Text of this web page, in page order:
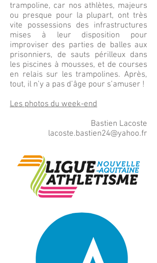
trampoline, car nos athlètes, majeurs
ou presque pour la plupart, ont très
vite possessions des infrastructures
mises à leur disposition pour
improviser des parties de balles aux
prisonniers, de sauts périlleux dans
les piscines à mousses, et de courses
en relais sur les trampolines. Après,
tout, il n’y a pas d’âge pour s’amuser !
Les photos du week-end
Bastien Lacoste
lacoste.bastien24@yahoo.fr